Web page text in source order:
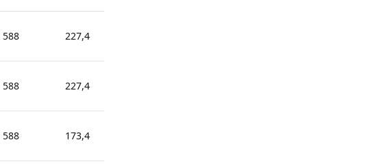
588 227,4
588 227,4
588 173,4